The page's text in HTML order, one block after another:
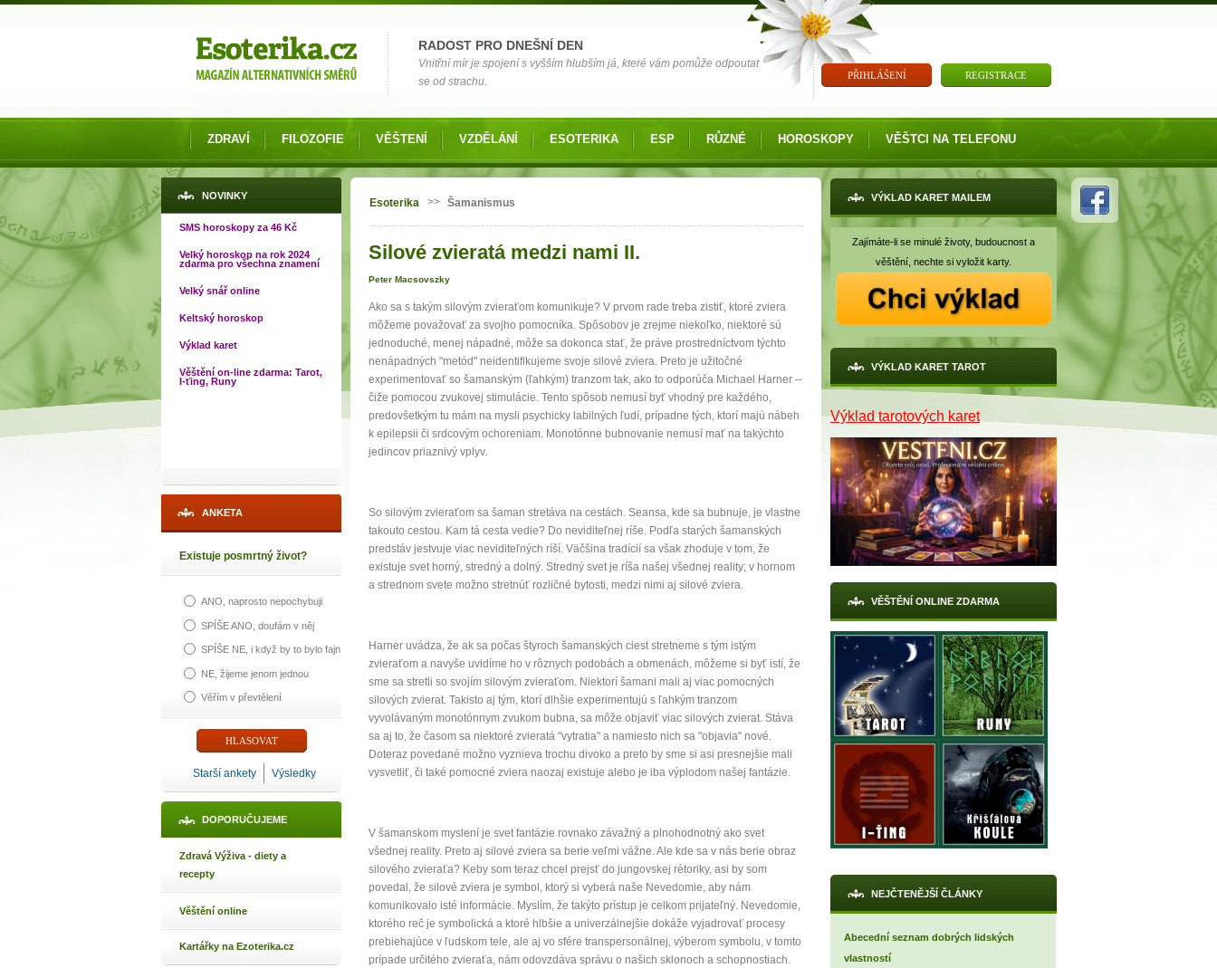
RADOST PRO DNEŠNÍ DEN
Vnitřní mír je spojení s vyšším hlubším já, které vám pomůže odpoutat
se od strachu.
PŘIHLÁŠENÍ REGISTRACE
ZDRAVÍ FILOZOFIE VĚŠTENÍ VZDĚLÁNÍ ESOTERIKA ESP RŮZNÉ HOROSKOPY VĚŠTCI NA TELEFONU
NOVINKY
SMS horoskopy za 46 Kč
Velký horoskop na rok 2024
zdarma pro všechna znamení
Velký snář online
Keltský horoskop
Výklad karet
Věštění on-line zdarma: Tarot,
I-ťing, Runy
ANKETA
Existuje posmrtný život?
ANO, naprosto nepochybuji
SPÍŠE ANO, doufám v něj
SPÍŠE NE, i když by to bylo fajn
NE, žijeme jenom jednou
Věřím v převtělení
Starší ankety Výsledky
DOPORUČUJEME
Zdravá Výživa - diety a
recepty
Věštění online
Kartářky na Ezoterika.cz
Jste zde
Esoterika >> Šamanismus
Silové zvieratá medzi nami II.
Peter Macsovszky
Ako sa s takým silovým zvieraťom komunikuje? V prvom rade treba zistiť, ktoré zviera
môžeme považovať za svojho pomocníka. Spôsobov je zrejme niekoľko, niektoré sú
jednoduché, menej nápadné, môže sa dokonca stať, že práve prostredníctvom týchto
nenápadných "metód" neidentifikujeme svoje silové zviera. Preto je užitočné
experimentovať so šamanským (ľahkým) tranzom tak, ako to odporúča Michael Harner --
čiže pomocou zvukovej stimulácie. Tento spôsob nemusí byť vhodný pre každého,
predovšetkým tu mám na mysli psychicky labilných ľudí, prípadne tých, ktorí majú nábeh
k epilepsii či srdcovým ochoreniam. Monotónne bubnovanie nemusí mať na takýchto
jedincov priaznivý vplyv.
So silovým zvieraťom sa šaman stretáva na cestách. Seansa, kde sa bubnuje, je vlastne
takouto cestou. Kam tá cesta vedie? Do neviditeľnej ríše. Podľa starých šamanských
predstáv jestvuje viac neviditeľných ríší. Väčšina tradícií sa však zhoduje v tom, že
existuje svet horný, stredný a dolný. Stredný svet je ríša našej všednej reality; v hornom
a strednom svete možno stretnúť rozličné bytosti, medzi nimi aj silové zviera.
Harner uvádza, že ak sa počas štyroch šamanských ciest stretneme s tým istým
zvieraťom a navyše uvidíme ho v rôznych podobách a obmenách, môžeme si byť istí, že
sme sa stretli so svojím silovým zvieraťom. Niektorí šamani mali aj viac pomocných
silových zvierat. Takisto aj tým, ktorí dlhšie experimentujú s ľahkým tranzom
vyvolávaným monotónnym zvukom bubna, sa môže objaviť viac silových zvierat. Stáva
sa aj to, že časom sa niektoré zvieratá "vytratia" a namiesto nich sa "objavia" nové.
Doteraz povedané možno vyznieva trochu divoko a preto by sme si asi presnejšie mali
vysvetliť, či také pomocné zviera naozaj existuje alebo je iba výplodom našej fantázie.
V šamanskom myslení je svet fantázie rovnako závažný a plnohodnotný ako svet
všednej reality. Preto aj silové zviera sa berie veľmi vážne. Ale kde sa v nás berie obraz
silového zvieraťa? Keby som teraz chcel prejsť do jungovskej rétoriky, asi by som
povedal, že silové zviera je symbol, ktorý si vyberá naše Nevedomie, aby nám
komunikovalo isté informácie. Myslím, že takýto prístup je celkom prijateľný. Nevedomie,
ktorého reč je symbolická a ktoré hlbšie a univerzálnejšie dokáže vyjadrovať procesy
prebiehajúce v ľudskom tele, ale aj vo sfére transpersonálnej, výberom symbolu, v tomto
prípade určitého zvieraťa, nám odovzdáva správu o našich sklonoch a schopnostiach.
VÝKLAD KARET MAILEM
Zajímáte-li se minulé životy, budoucnost a
věštění, nechte si vyložit karty.
VÝKLAD KARET TAROT
Výklad tarotových karet
VĚŠTĚNÍ ONLINE ZDARMA
NEJČTENĚJŠÍ ČLÁNKY
Abecední seznam dobrých lidských
vlastností